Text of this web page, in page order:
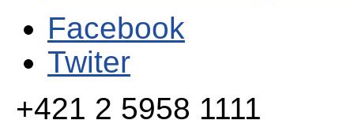
Facebook
Twiter
+421 2 5958 1111